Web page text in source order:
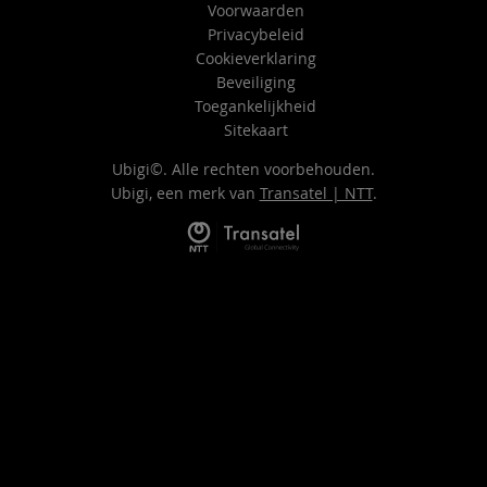
Voorwaarden
Privacybeleid
Cookieverklaring
Beveiliging
Toegankelijkheid
Sitekaart
Ubigi©. Alle rechten voorbehouden.
Ubigi, een merk van Transatel | NTT.